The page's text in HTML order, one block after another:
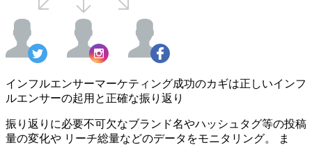
インフルエンサーマーケティング成功のカギは正しいインフ
ルエンサーの起用と正確な振り返り
振り返りに必要不可欠なブランド名やハッシュタグ等の投稿
量の変化や リーチ総量などのデータをモニタリング。 ま